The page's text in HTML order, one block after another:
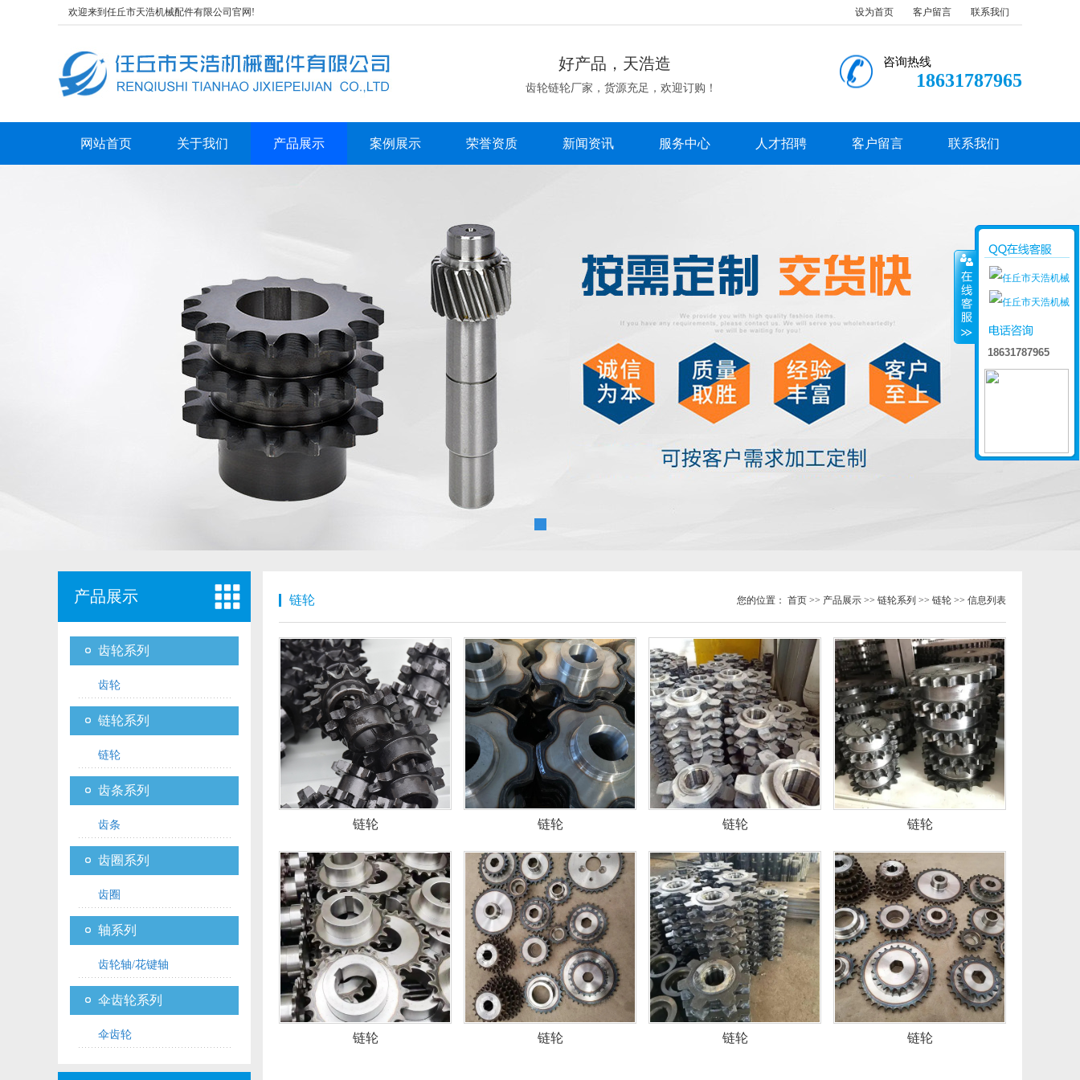
欢迎来到任丘市天浩机械配件有限公司官网! 设为首页 客户留言 联系我们
好产品，天浩造
齿轮链轮厂家，货源充足，欢迎订购！
咨询热线
18631787965
网站首页 关于我们 产品展示 案例展示 荣誉资质 新闻资讯 服务中心 人才招聘 客户留言 联系我们
1
产品展示
齿轮系列
齿轮
链轮系列
链轮
齿条系列
齿条
齿圈系列
齿圈
轴系列
齿轮轴/花键轴
伞齿轮系列
伞齿轮
链轮 您的位置： 首页 >> 产品展示 >> 链轮系列 >> 链轮 >> 信息列表
链轮 链轮 链轮 链轮
链轮 链轮 链轮 链轮
18631787965